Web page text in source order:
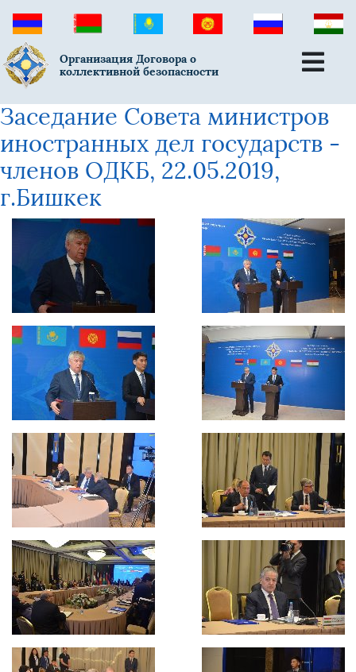
Организация Договора о
коллективной безопасности
Заседание Совета министров
иностранных дел государств -
членов ОДКБ, 22.05.2019,
г.Бишкек